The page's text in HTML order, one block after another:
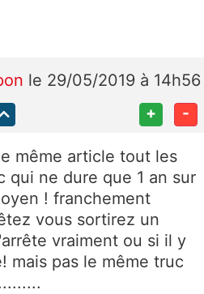
le 29/05/2019 à 14h56
+ -
même article tout les
qui ne dure que 1 an sur
! franchement
vous sortirez un
vraiment ou si il y
mais pas le même truc